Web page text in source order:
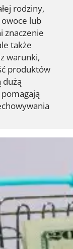
rodziny,
lub
znaczenie
także
warunki,
produktów
dużą